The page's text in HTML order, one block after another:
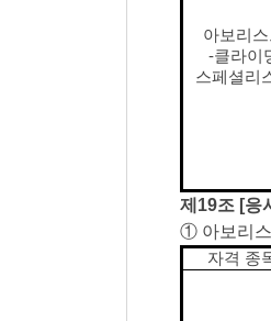
아보리
-클라이
스페셜리
제19조 [응
① 아보리
자격 종